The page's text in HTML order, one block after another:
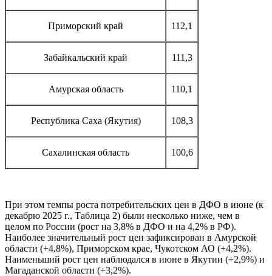
Приморский край 112,1
Забайкальский край 111,3
Амурская область 110,1
Республика Саха (Якутия) 108,3
Сахалинская область 100,6
При этом темпы роста потребительских цен в ДФО в июне (к
декабрю 2025 г., Таблица 2) были несколько ниже, чем в
целом по России (рост на 3,8% в ДФО и на 4,2% в РФ).
Наиболее значительный рост цен зафиксирован в Амурской
области (+4,8%), Приморском крае, Чукотском АО (+4,2%).
Наименьший рост цен наблюдался в июне в Якутии (+2,9%) и
Магаданской области (+3,2%).